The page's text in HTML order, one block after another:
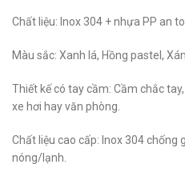
Chất liệu: Inox 304 + nhựa PP an
Màu sắc: Xanh lá, Hồng pastel,
Thiết kế có tay cầm: Cầm chắc
xe hơi hay văn phòng.
Chất liệu cao cấp: Inox 304 chống
nóng/lạnh.